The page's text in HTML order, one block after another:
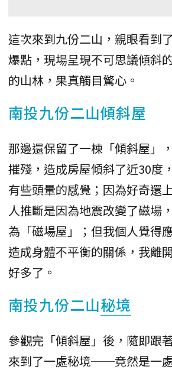
這次來到九份二山，親眼看到
爆點，現場呈現不可思議傾斜
的山林，果真觸目驚心。
南投九份二山傾斜屋
那邊還保留了一棟「傾斜屋」
摧殘，造成房屋傾斜了近30度
有些頭暈的感覺；因為好奇還
人推斷是因為地震改變了磁場
為「磁場屋」；但我個人覺得
造成身體不平衡的關係，我離
好多了。
南投九份二山秘境
參觀完「傾斜屋」後，隨即跟
來到了一處秘境──竟然是一